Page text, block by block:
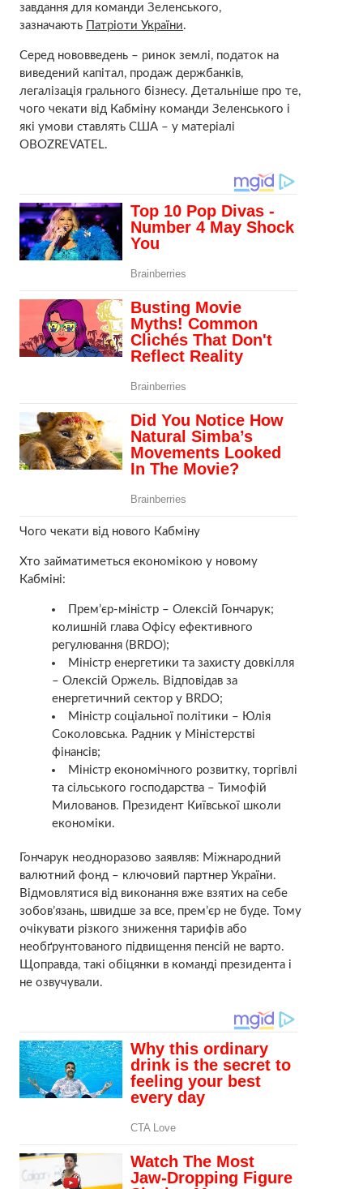
завдання для команди Зеленського,
зазначають Патріоти України.
Серед нововведень – ринок землі, податок на
виведений капітал, продаж держбанків,
легалізація грального бізнесу. Детальніше про те,
чого чекати від Кабміну команди Зеленського і
які умови ставлять США – у матеріалі
OBOZREVATEL.
Чого чекати від нового Кабміну
Хто займатиметься економікою у новому
Кабміні:
Прем’єр-міністр – Олексій Гончарук;
колишній глава Офісу ефективного
регулювання (BRDO);
Міністр енергетики та захисту довкілля
– Олексій Оржель. Відповідав за
енергетичний сектор у BRDO;
Міністр соціальної політики – Юлія
Соколовська. Радник у Міністерстві
фінансів;
Міністр економічного розвитку, торгівлі
та сільського господарства – Тимофій
Милованов. Президент Київської школи
економіки.
Гончарук неодноразово заявляв: Міжнародний
валютний фонд – ключовий партнер України.
Відмовлятися від виконання вже взятих на себе
зобов’язань, швидше за все, прем’єр не буде. Тому
очікувати різкого зниження тарифів або
необґрунтованого підвищення пенсій не варто.
Щоправда, такі обіцянки в команді президента і
не озвучували.